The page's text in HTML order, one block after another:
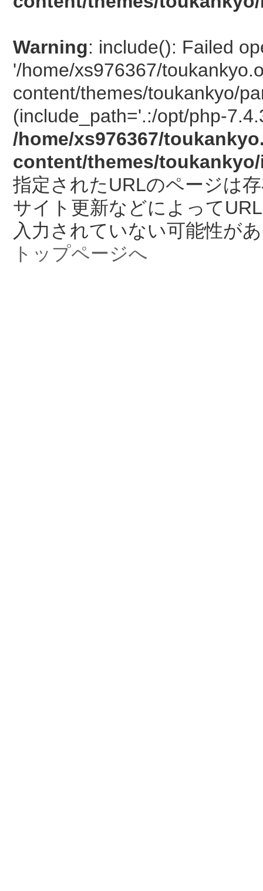
Warning: include(): Failed
'/home/xs976367/
content/themes/toukankyo/
(include_path='.:/opt/php-
/home/xs976367/
content/themes/
指定されたURLのページは
サイト更新などによって
入力されていない可能性が
トップページへ